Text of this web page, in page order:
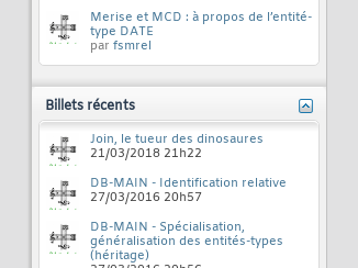
Merise et MCD : à propos de l’entité-
type DATE
par fsmrel
Billets récents
Join, le tueur des dinosaures
21/03/2018 21h22
DB-MAIN - Identification relative
27/03/2016 20h57
DB-MAIN - Spécialisation,
généralisation des entités-types
(héritage)